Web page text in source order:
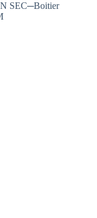
SEC─Boitier